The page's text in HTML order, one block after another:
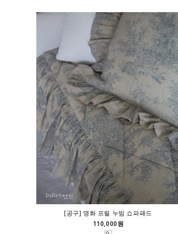
[공구] 명화 프릴 누빔 쇼파패드
110,000원